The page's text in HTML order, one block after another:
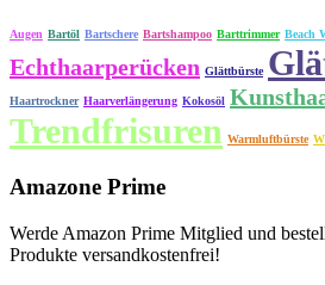
Augen Bartöl Bartschere Bartshampoo Barttrimmer Beach
Echthaarperücken Glättbürste
Haartrockner Haarverlängerung Kokosöl
Trendfrisuren Warmluftbürste
Amazone Prime
Werde Amazon Prime Mitglied und
Produkte versandkostenfrei!